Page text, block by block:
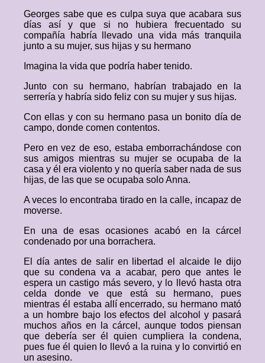
Georges sabe que es culpa suya que acabara sus
días así y que si no hubiera frecuentado su
compañía habría llevado una vida más tranquila
junto a su mujer, sus hijas y su hermano
Imagina la vida que podría haber tenido.
Junto con su hermano, habrían trabajado en la
serrería y habría sido feliz con su mujer y sus hijas.
Con ellas y con su hermano pasa un bonito día de
campo, donde comen contentos.
Pero en vez de eso, estaba emborrachándose con
sus amigos mientras su mujer se ocupaba de la
casa y él era violento y no quería saber nada de sus
hijas, de las que se ocupaba solo Anna.
A veces lo encontraba tirado en la calle, incapaz de
moverse.
En una de esas ocasiones acabó en la cárcel
condenado por una borrachera.
El día antes de salir en libertad el alcaide le dijo
que su condena va a acabar, pero que antes le
espera un castigo más severo, y lo llevó hasta otra
celda donde ve que está su hermano, pues
mientras él estaba allí encerrado, su hermano mató
a un hombre bajo los efectos del alcohol y pasará
muchos años en la cárcel, aunque todos piensan
que debería ser él quien cumpliera la condena,
pues fue él quien lo llevó a la ruina y lo convirtió en
un asesino.